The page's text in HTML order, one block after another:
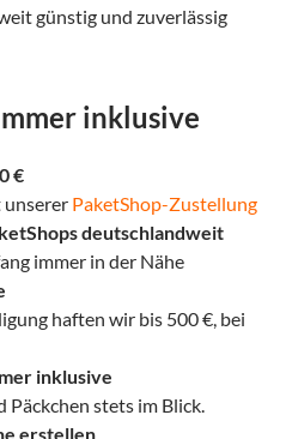
günstig und zuverlässig
inklusive
€
unserer PaketShop-Zustellung
deutschlandweit
immer in der Nähe
haften wir bis 500 €, bei
inklusive
Päckchen stets im Blick.
erstellen